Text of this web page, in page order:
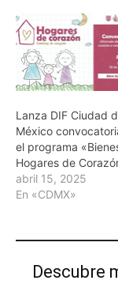
Lanza DIF Ciudad
México
el programa
Hogares de
abril 15, 2025
En «CDMX»
Descubre